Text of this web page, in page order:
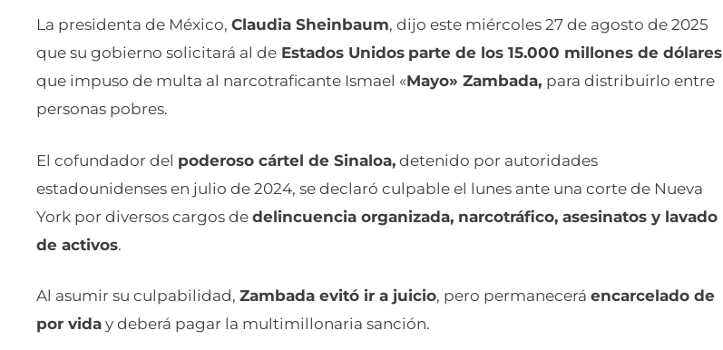
La presidenta de México, Claudia Sheinbaum, dijo este miércoles 27 de agosto de 2025
que su gobierno solicitará al de Estados Unidos parte de los 15.000 millones de dólares
que impuso de multa al narcotraficante Ismael «Mayo» Zambada, para distribuirlo entre
personas pobres.
El cofundador del poderoso cártel de Sinaloa, detenido por autoridades
estadounidenses en julio de 2024, se declaró culpable el lunes ante una corte de Nueva
York por diversos cargos de delincuencia organizada, narcotráfico, asesinatos y lavado
de activos.
Al asumir su culpabilidad, Zambada evitó ir a juicio, pero permanecerá encarcelado de
por vida y deberá pagar la multimillonaria sanción.